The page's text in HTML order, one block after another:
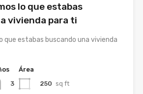
lo que estabas
vivienda para ti
que estabas buscando una vivienda
3
Área
250 sq ft